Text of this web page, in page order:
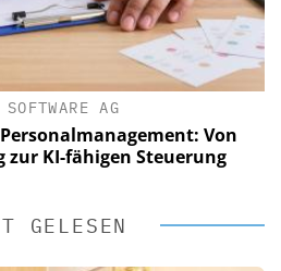
AG
Von
KI-fähigen Steuerung
GELESEN